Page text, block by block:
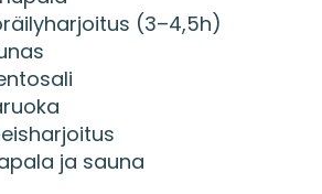
(3–4,5h)
Lounas
ja sauna